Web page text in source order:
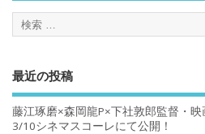
最近の投稿
藤江琢磨×森岡龍P×下社敦郎監督・映
3/10シネマスコーレにて公開！